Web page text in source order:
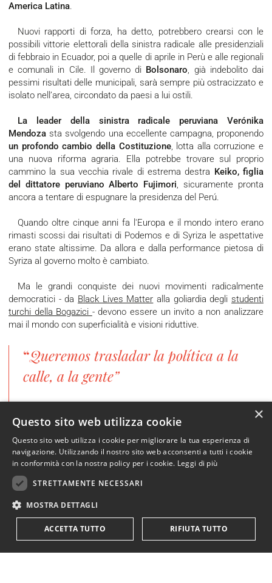
America Latina.
Nuovi rapporti di forza, ha detto, potrebbero crearsi con le
possibili vittorie elettorali della sinistra radicale alle presidenziali
di febbraio in Ecuador, poi a quelle di aprile in Perù e alle regionali
e comunali in Cile. Il governo di Bolsonaro, già indebolito dai
pessimi risultati delle municipali, sarà sempre più ostracizzato e
isolato nell’area, circondato da paesi a lui ostili.
La leader della sinistra radicale peruviana Verónika
Mendoza sta svolgendo una eccellente campagna, proponendo
un profondo cambio della Costituzione, lotta alla corruzione e
una nuova riforma agraria. Ella potrebbe trovare sul proprio
cammino la sua vecchia rivale di estrema destra
Keiko, figlia
del dittatore peruviano Alberto Fujimori, sicuramente pronta
ancora a tentare di espugnare la presidenza del Perú.
Quando oltre cinque anni fa l'Europa e il mondo intero erano
rimasti scossi dai risultati di Podemos e di Syriza le aspettative
erano state altissime. Da allora e dalla performance pietosa di
Syriza al governo molto è cambiato.
Ma le grandi conquiste dei nuovi movimenti radicalmente
democratici - da Black Lives Matter alla goliardia degli studenti
turchi della Bogazici - devono essere un invito a non analizzare
mai il mondo con superficialità e visioni riduttive.
“Queremos trasladar la política a la
calle, a la gente”
DATA
28 Gennaio 2021
Yahia Al Mimi
×
Questo sito web utilizza cookie
Questo sito web utilizza i cookie per migliorare la tua esperienza di
navigazione. Utilizzando il nostro sito web acconsenti a tutti i cookie
in conformità con la nostra policy per i cookie. Leggi di più
STRETTAMENTE NECESSARI
MOSTRA DETTAGLI
ACCETTA TUTTO RIFIUTA TUTTO